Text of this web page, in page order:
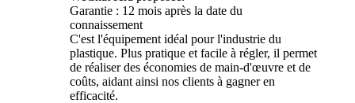
Garantie : 12 mois après la date du
connaissement
C'est l'équipement idéal pour l'industrie du
plastique. Plus pratique et facile à régler, il permet
de réaliser des économies de main-d'œuvre et de
coûts, aidant ainsi nos clients à gagner en
efficacité.